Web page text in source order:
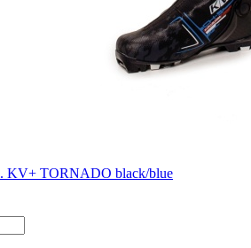
KV+ TORNADO black/blue